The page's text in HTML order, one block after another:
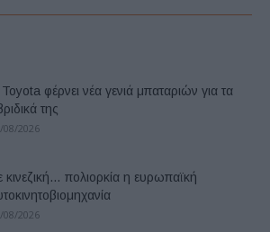
φέρνει νέα γενιά μπαταριών για τα
της
08/2026
κινεζική… πολιορκία η ευρωπαϊκή
08/2026